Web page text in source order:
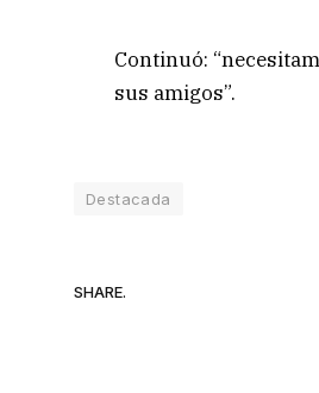
Continuó:
sus amigos”.
Destacada
SHARE.